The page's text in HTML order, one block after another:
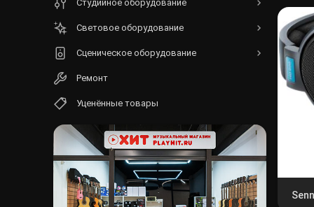
Студийное оборудование
Световое оборудование
Сценическое оборудование
Ремонт
Уценённые товары